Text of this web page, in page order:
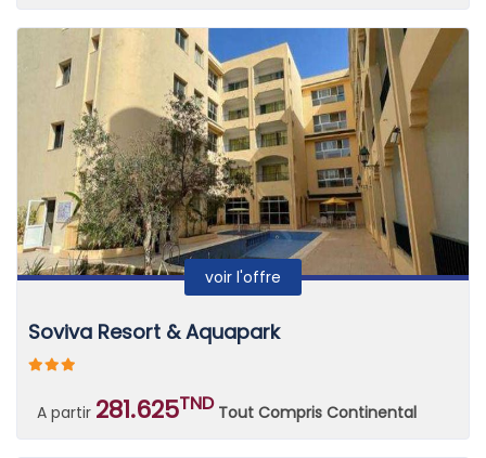
voir l'offre
Soviva Resort & Aquapark
A partir 281.625TND Tout Compris Continental